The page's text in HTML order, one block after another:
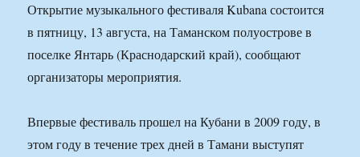
Открытие музыкального фестиваля Kubana состоится
в пятницу, 13 августа, на Таманском полуострове в
поселке Янтарь (Краснодарский край), сообщают
организаторы мероприятия.
Впервые фестиваль прошел на Кубани в 2009 году, в
этом году в течение трех дней в Тамани выступят